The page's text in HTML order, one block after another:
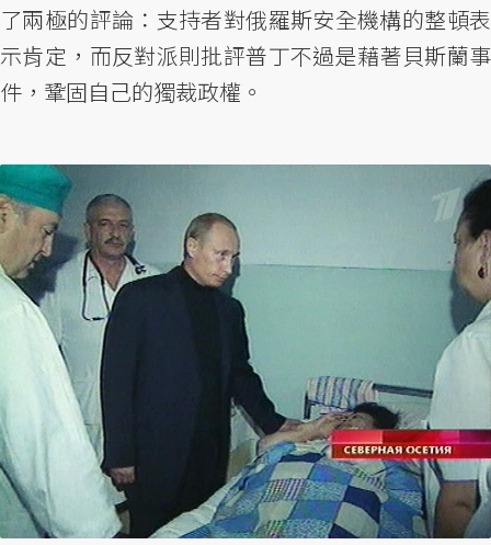
了兩極的評論：支持者對俄羅斯安全機構的整頓表
示肯定，而反對派則批評普丁不過是藉著貝斯蘭事
件，鞏固自己的獨裁政權。